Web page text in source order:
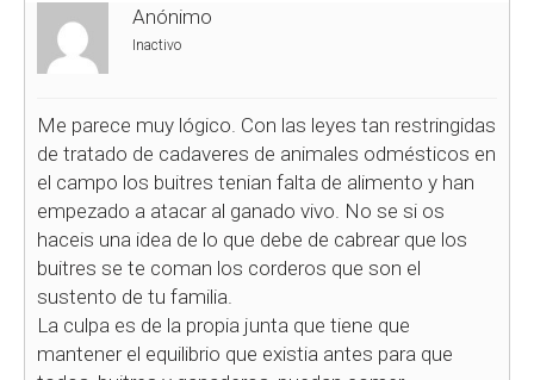
Anónimo
Inactivo
Me parece muy lógico. Con las leyes tan restringidas
de tratado de cadaveres de animales odmésticos en
el campo los buitres tenian falta de alimento y han
empezado a atacar al ganado vivo. No se si os
haceis una idea de lo que debe de cabrear que los
buitres se te coman los corderos que son el
sustento de tu familia.
La culpa es de la propia junta que tiene que
mantener el equilibrio que existia antes para que